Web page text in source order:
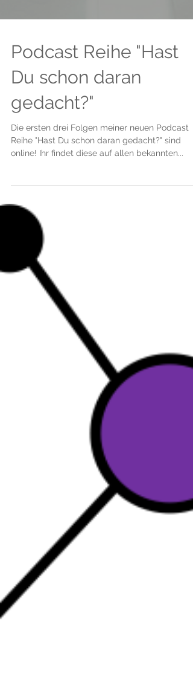
Podcast Reihe "Hast
Du schon daran
gedacht?"
Die ersten drei Folgen meiner neuen Podcast